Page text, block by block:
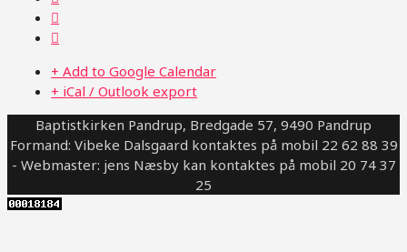
+ Add to Google Calendar
+ iCal / Outlook export
Baptistkirken Pandrup, Bredgade 57, 9490 Pandrup
Formand: Vibeke Dalsgaard kontaktes på mobil 22 62 88 39
- Webmaster: jens Næsby kan kontaktes på mobil 20 74 37
25